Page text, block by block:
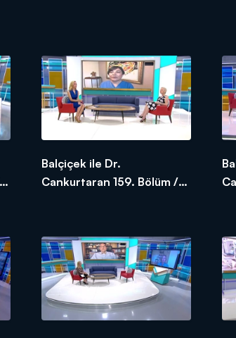
Balçiçek ile Dr.
Cankurtaran 159. Bölüm /